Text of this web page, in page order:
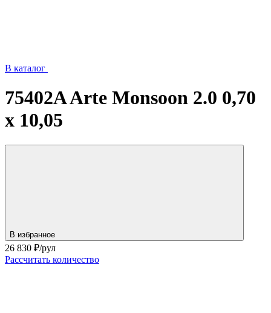
В каталог
75402A Arte Monsoon 2.0 0,70
х 10,05
В избранное
26 830 ₽/рул
Рассчитать количество